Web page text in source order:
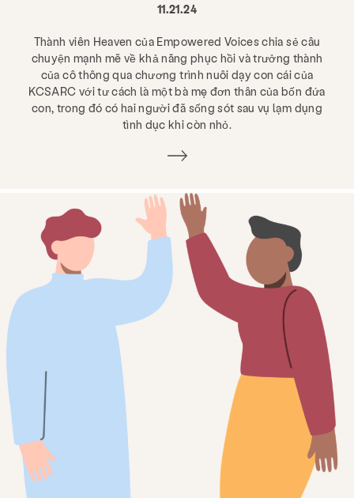
11.21.24
Thành viên Heaven của Empowered Voices chia sẻ câu
chuyện mạnh mẽ về khả năng phục hồi và trưởng thành
của cô thông qua chương trình nuôi dạy con cái của
KCSARC với tư cách là một bà mẹ đơn thân của bốn đứa
con, trong đó có hai người đã sống sót sau vụ lạm dụng
tình dục khi còn nhỏ.